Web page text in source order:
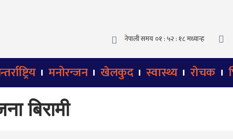
मनोरन्जन खेलकुद स्वास्थ्य रोचक
बिरामी